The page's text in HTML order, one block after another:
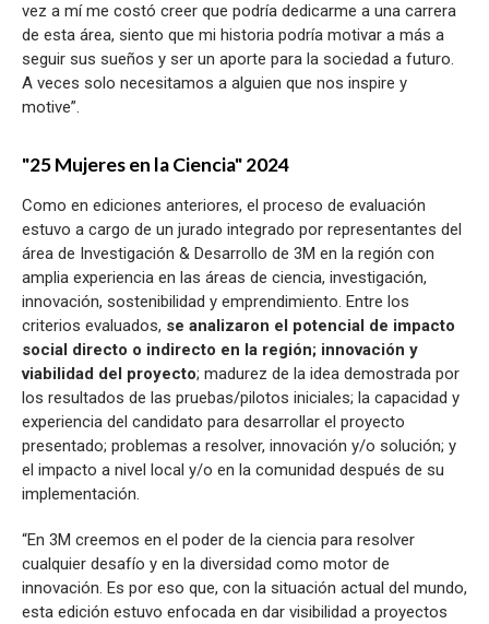
vez a mí me costó creer que podría dedicarme a una carrera
de esta área, siento que mi historia podría motivar a más a
seguir sus sueños y ser un aporte para la sociedad a futuro.
A veces solo necesitamos a alguien que nos inspire y
motive”.
"25 Mujeres en la Ciencia" 2024
Como en ediciones anteriores, el proceso de evaluación
estuvo a cargo de un jurado integrado por representantes del
área de Investigación & Desarrollo de 3M en la región con
amplia experiencia en las áreas de ciencia, investigación,
innovación, sostenibilidad y emprendimiento. Entre los
criterios evaluados, se analizaron el potencial de impacto
social directo o indirecto en la región; innovación y
viabilidad del proyecto; madurez de la idea demostrada por
los resultados de las pruebas/pilotos iniciales; la capacidad y
experiencia del candidato para desarrollar el proyecto
presentado; problemas a resolver, innovación y/o solución; y
el impacto a nivel local y/o en la comunidad después de su
implementación.
“En 3M creemos en el poder de la ciencia para resolver
cualquier desafío y en la diversidad como motor de
innovación. Es por eso que, con la situación actual del mundo,
esta edición estuvo enfocada en dar visibilidad a proyectos